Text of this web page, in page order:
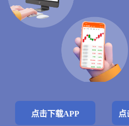
点击下载APP 点